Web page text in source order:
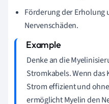
Förderung der Erholung
Nervenschäden.
Denke an die
Stromkabels. Wenn
Strom effizient und
ermöglicht Myelin den